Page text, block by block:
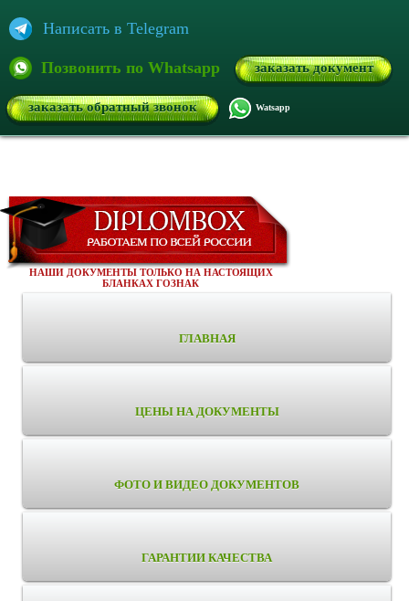
Написать в Telegram
Позвонить по Whatsapp заказать документ
заказать обратный звонок Watsapp
НАШИ ДОКУМЕНТЫ ТОЛЬКО НА НАСТОЯЩИХ
БЛАНКАХ ГОЗНАК
ГЛАВНАЯ
ЦЕНЫ НА ДОКУМЕНТЫ
ФОТО И ВИДЕО ДОКУМЕНТОВ
ГАРАНТИИ КАЧЕСТВА